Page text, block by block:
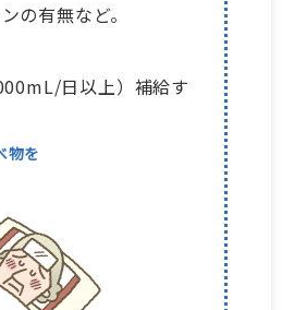
の有無など。
日以上）補給す
物を